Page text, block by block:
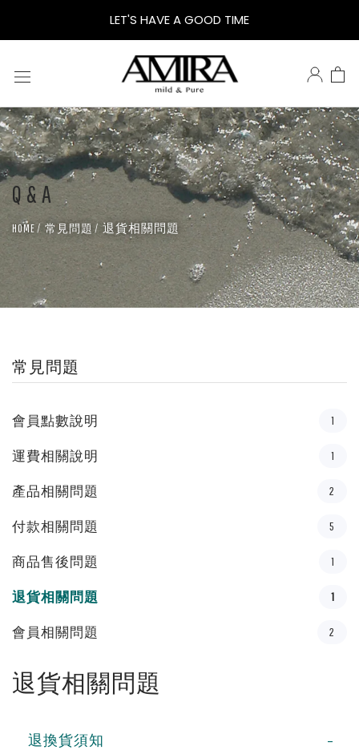
米
樂
AMIRA
LET'S HAVE A GOOD TIME
Q & A
HOME 常見問題 退貨相關問題
常見問題
會員點數說明 1
運費相關說明 1
產品相關問題 2
付款相關問題 5
商品售後問題 1
退貨相關問題 1
會員相關問題 2
退貨相關問題
退換貨須知